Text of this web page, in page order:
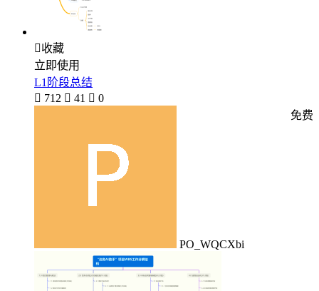
收藏
立即使用
L1阶段总结
 712  41  0
PO_WQCXbi
免费